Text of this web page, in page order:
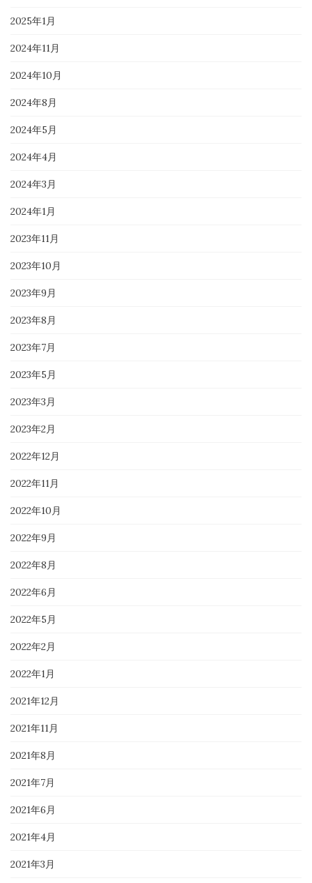
2025年1月
2024年11月
2024年10月
2024年8月
2024年5月
2024年4月
2024年3月
2024年1月
2023年11月
2023年10月
2023年9月
2023年8月
2023年7月
2023年5月
2023年3月
2023年2月
2022年12月
2022年11月
2022年10月
2022年9月
2022年8月
2022年6月
2022年5月
2022年2月
2022年1月
2021年12月
2021年11月
2021年8月
2021年7月
2021年6月
2021年4月
2021年3月